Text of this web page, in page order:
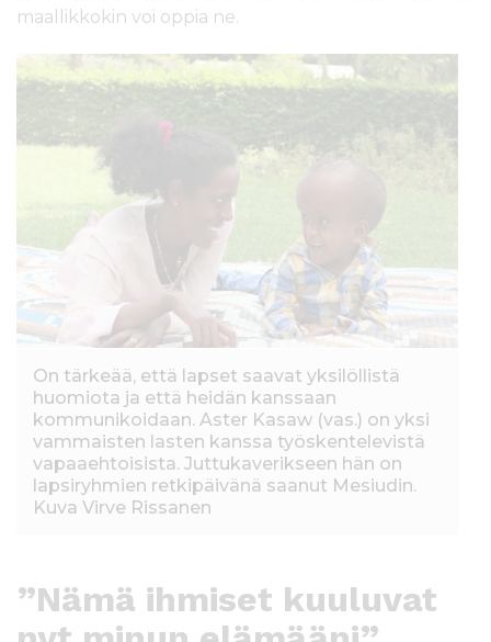
maallikkokin voi oppia ne.
On tärkeää, että lapset saavat yksilöllistä
huomiota ja että heidän kanssaan
kommunikoidaan. Aster Kasaw (vas.) on yksi
vammaisten lasten kanssa työskentelevistä
vapaaehtoisista. Juttukaverikseen hän on
lapsiryhmien retkipäivänä saanut Mesiudin.
Kuva Virve Rissanen
”Nämä ihmiset kuuluvat